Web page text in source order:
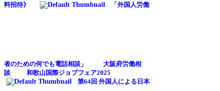
料招待》
「外国人労働
者のための何でも電話相談」
大阪府労働相
談
和歌山国際ジョブフェア2025
第64回 外国人による日本